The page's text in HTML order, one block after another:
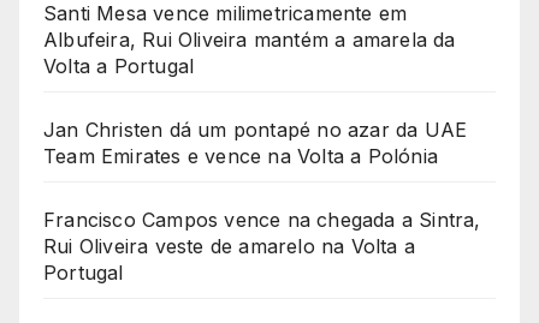
Santi Mesa vence milimetricamente em
Albufeira, Rui Oliveira mantém a amarela da
Volta a Portugal
Jan Christen dá um pontapé no azar da UAE
Team Emirates e vence na Volta a Polónia
Francisco Campos vence na chegada a Sintra,
Rui Oliveira veste de amarelo na Volta a
Portugal